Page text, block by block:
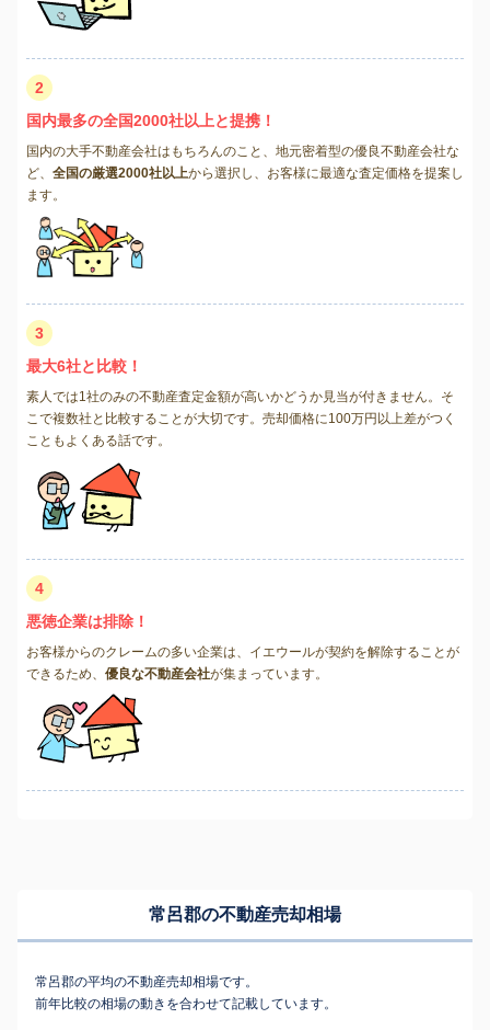
2
国内最多の全国2000社以上と提携！
国内の大手不動産会社はもちろんのこと、地元密着型の優良不動産会社な
ど、 全国の厳選2000社以上から選択し、お客様に最適な査定価格を提案し
ます。
3
最大6社と比較！
素人では1社のみの不動産査定金額が高いかどうか見当が付きません。そ
こで複数社と比較することが大切です。売却価格に100万円以上差がつく
こともよくある話です。
4
悪徳企業は排除！
お客様からのクレームの多い企業は、イエウールが契約を解除することが
できるため、 優良な不動産会社が集まっています。
常呂郡の不動産売却相場
常呂郡の平均の不動産売却相場です。
前年比較の相場の動きを合わせて記載しています。